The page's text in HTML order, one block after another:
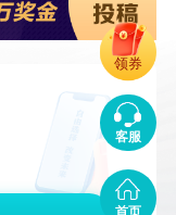
客服
领券